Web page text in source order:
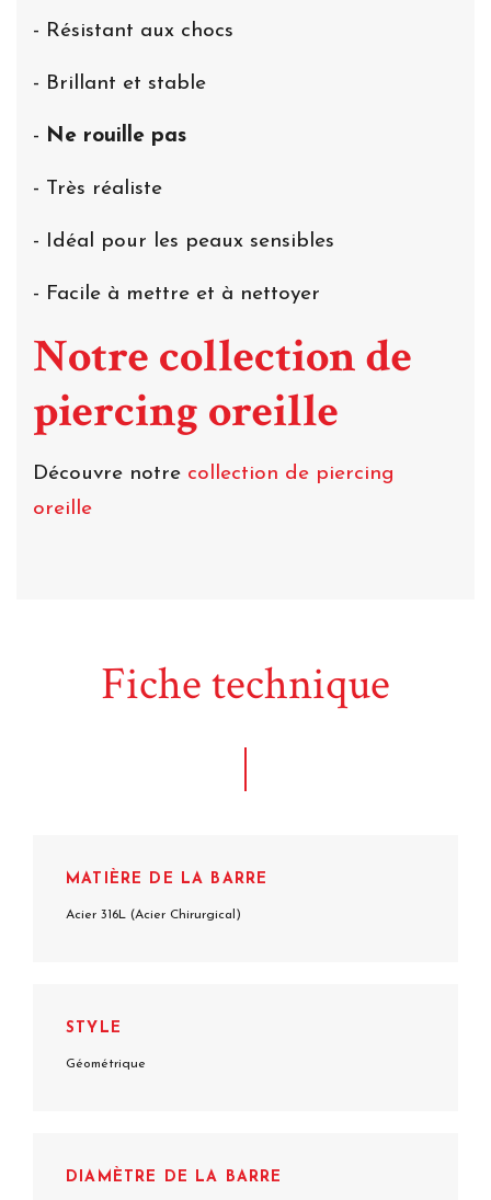
- Résistant aux chocs
- Brillant et stable
- Ne rouille pas
- Très réaliste
- Idéal pour les peaux sensibles
- Facile à mettre et à nettoyer
Notre collection de
piercing oreille
Découvre notre collection de piercing
oreille
Fiche technique
MATIÈRE DE LA BARRE
Acier 316L (Acier Chirurgical)
STYLE
Géométrique
DIAMÈTRE DE LA BARRE